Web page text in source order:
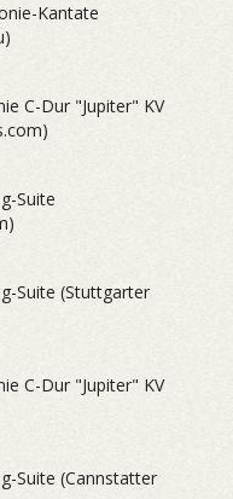
Kantate
C-Dur "Jupiter" KV
Suite
Suite (Stuttgarter
C-Dur "Jupiter" KV
Suite (Cannstatter